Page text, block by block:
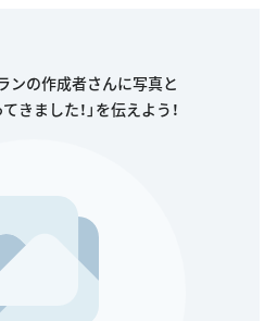
ンの作成者さんに写真と
きました！」を伝えよう！